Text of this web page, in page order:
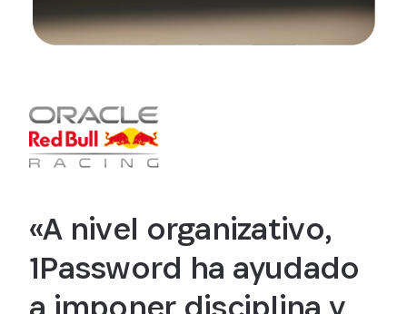
«A nivel organizativo,
1Password ha ayudado